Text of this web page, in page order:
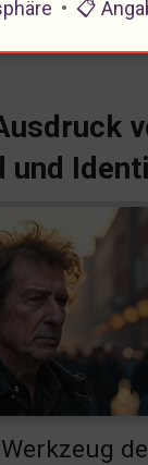
und
• 📋